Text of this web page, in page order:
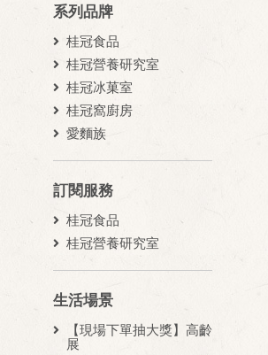
系列品牌
桂冠食品
桂冠營養研究室
桂冠冰菓室
桂冠窩廚房
愛麵族
訂閱服務
桂冠食品
桂冠營養研究室
生活場景
【現場下單抽大獎】高齡
展